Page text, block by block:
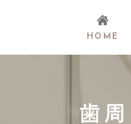
HOME
歯